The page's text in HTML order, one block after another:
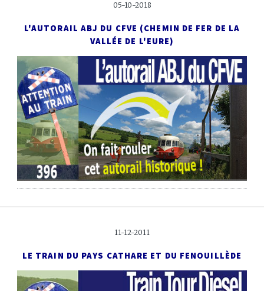
05-10-2018
L'AUTORAIL ABJ DU CFVE (CHEMIN DE FER DE LA
VALLÉE DE L'EURE)
11-12-2011
LE TRAIN DU PAYS CATHARE ET DU FENOUILLÈDE